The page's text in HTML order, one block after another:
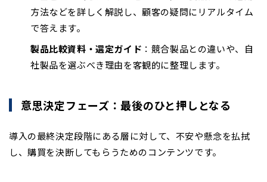
方法などを詳しく解説し、顧客の疑問にリアルタイム
で答えます。
製品比較資料・選定ガイド ：競合製品との違いや、自
社製品を選ぶべき理由を客観的に整理します。
意思決定フェーズ：最後のひと押しとなる
導入の最終決定段階にある層に対して、不安や懸念を払拭
し、購買を決断してもらうためのコンテンツです。